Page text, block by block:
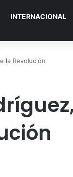
INTERNACIONAL
la Revolución